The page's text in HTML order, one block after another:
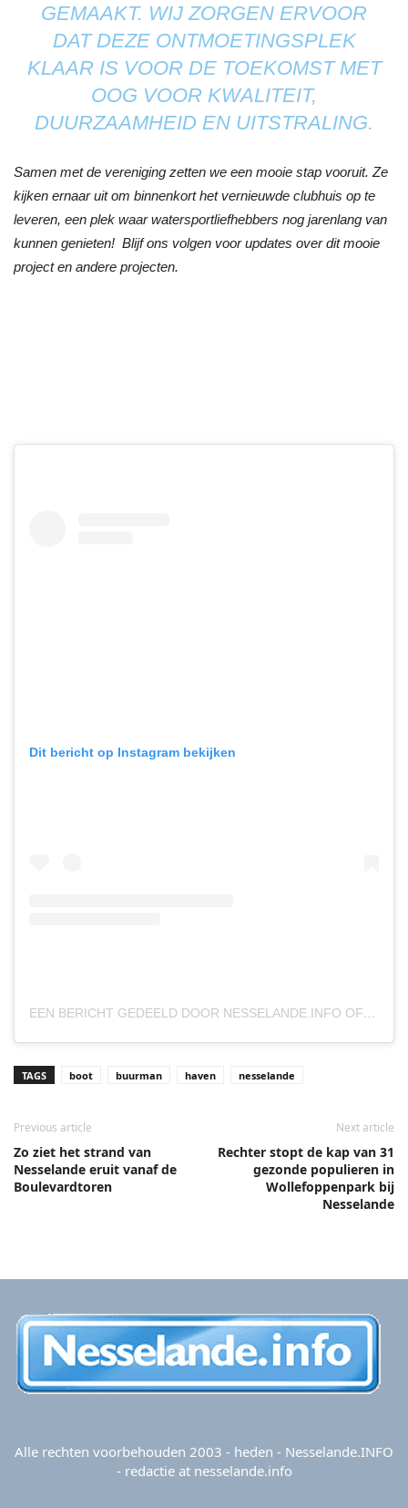
GEMAAKT. WIJ ZORGEN ERVOOR
DAT DEZE ONTMOETINGSPLEK
KLAAR IS VOOR DE TOEKOMST MET
OOG VOOR KWALITEIT,
DUURZAAMHEID EN UITSTRALING.
Samen met de vereniging zetten we een mooie stap vooruit. Ze
kijken ernaar uit om binnenkort het vernieuwde clubhuis op te
leveren, een plek waar watersportliefhebbers nog jarenlang van
kunnen genieten! Blijf ons volgen voor updates over dit mooie
project en andere projecten.
Dit bericht op Instagram bekijken
EEN BERICHT GEDEELD DOOR NESSELANDE.INFO OFFICIEEL NIEUWS (@NESSELANDE.INFO)
TAGS boot buurman haven nesselande
Previous article
Zo ziet het strand van
Nesselande eruit vanaf de
Boulevardtoren
Next article
Rechter stopt de kap van 31
gezonde populieren in
Wollefoppenpark bij
Nesselande
Alle rechten voorbehouden 2003 - heden - Nesselande.INFO
- redactie at nesselande.info